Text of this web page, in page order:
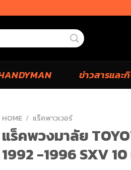
ข่าวสารและ
HOME / แร็คพาวเวอร์
แร็คพวงมาลัย
1992 -1996 SXV